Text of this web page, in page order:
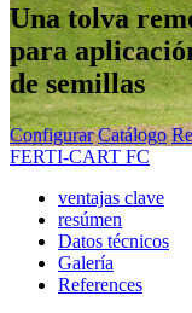
Una tolva
para
de semillas
Configurar Catálogo
FERTI-CART FC
ventajas clave
resúmen
Datos técnicos
Galería
References